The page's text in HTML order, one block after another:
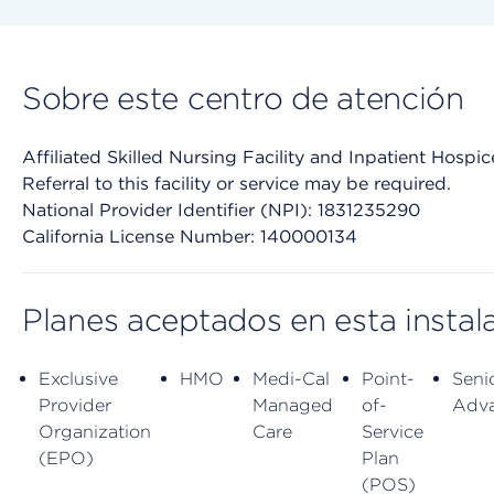
Sobre este centro de atención
Affiliated Skilled Nursing Facility and Inpatient
Referral to this facility or service may be required.
National Provider Identifier (NPI): 1831235290
California License Number: 140000134
Planes aceptados en esta
Exclusive
Provider
Organization
(EPO)
HMO
Medi-Cal
Managed
Care
Point-
of-
Service
Plan
(POS)